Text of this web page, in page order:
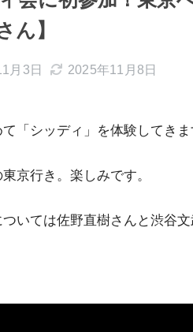
ん】
月3日 2025年11月8日
「シッディ」を体験してき
京行き。楽しみです。
いては佐野直樹さんと渋谷